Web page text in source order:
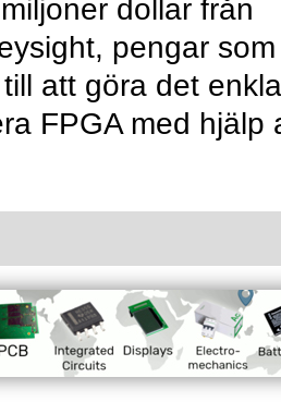
dollar från
pengar som
att göra det
FPGA med hjälp